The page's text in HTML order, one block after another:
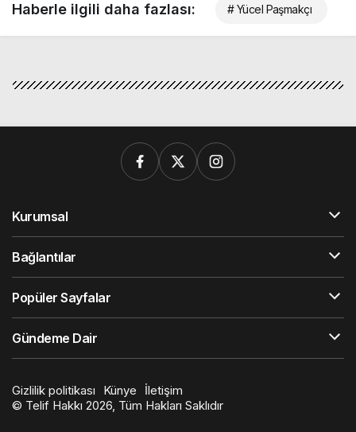
Haberle ilgili daha fazlası: # Yücel Paşmakçı
Kurumsal
Bağlantılar
Popüler Sayfalar
Gündeme Dair
Gizlilik politikası Künye
İletişim
© Telif Hakkı 2026, Tüm Hakları Saklıdır